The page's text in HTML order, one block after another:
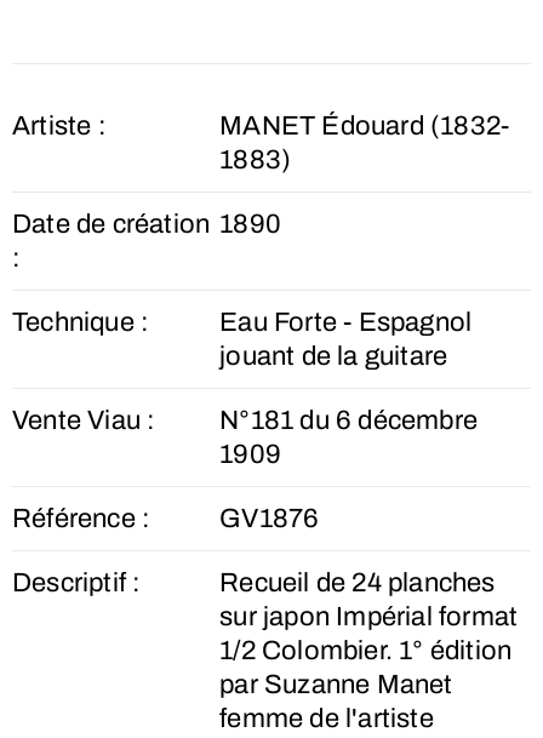
Artiste :
MANET Édouard (1832-
1883)
Date de création
:
1890
Technique :
Eau Forte - Espagnol
jouant de la guitare
Vente Viau :
N°181 du 6 décembre
1909
Référence : GV1876
Descriptif :
Recueil de 24 planches
sur japon Impérial format
1/2 Colombier. 1° édition
par Suzanne Manet
femme de l'artiste